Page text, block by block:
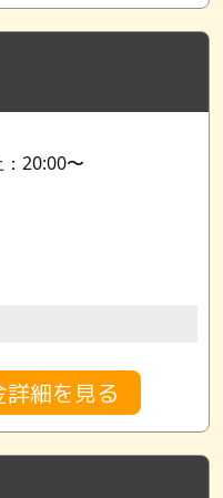
20:00〜
細を見る